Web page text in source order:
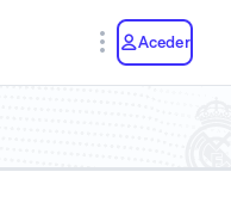
Aceder